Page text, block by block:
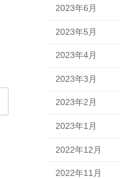
2023年6月
2023年5月
2023年4月
2023年3月
2023年2月
2023年1月
2022年12月
2022年11月